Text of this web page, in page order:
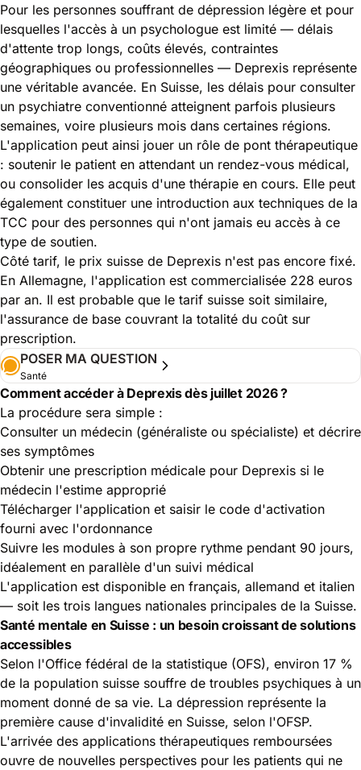
Pour les personnes souffrant de dépression légère et pour
lesquelles l'accès à un psychologue est limité — délais
d'attente trop longs, coûts élevés, contraintes
géographiques ou professionnelles — Deprexis représente
une véritable avancée. En Suisse, les délais pour consulter
un psychiatre conventionné atteignent parfois plusieurs
semaines, voire plusieurs mois dans certaines régions.
L'application peut ainsi jouer un rôle de pont thérapeutique
: soutenir le patient en attendant un rendez-vous médical,
ou consolider les acquis d'une thérapie en cours. Elle peut
également constituer une introduction aux techniques de la
TCC pour des personnes qui n'ont jamais eu accès à ce
type de soutien.
Côté tarif, le prix suisse de Deprexis n'est pas encore fixé.
En Allemagne, l'application est commercialisée 228 euros
par an. Il est probable que le tarif suisse soit similaire,
l'assurance de base couvrant la totalité du coût sur
prescription.
POSER MA QUESTION
Santé
Comment accéder à Deprexis dès juillet 2026 ?
La procédure sera simple :
Consulter un médecin (généraliste ou spécialiste) et décrire
ses symptômes
Obtenir une prescription médicale pour Deprexis si le
médecin l'estime approprié
Télécharger l'application et saisir le code d'activation
fourni avec l'ordonnance
Suivre les modules à son propre rythme pendant 90 jours,
idéalement en parallèle d'un suivi médical
L'application est disponible en français, allemand et italien
— soit les trois langues nationales principales de la Suisse.
Santé mentale en Suisse : un besoin croissant de solutions
accessibles
Selon l'Office fédéral de la statistique (OFS), environ 17 %
de la population suisse souffre de troubles psychiques à un
moment donné de sa vie. La dépression représente la
première cause d'invalidité en Suisse, selon l'OFSP.
L'arrivée des applications thérapeutiques remboursées
ouvre de nouvelles perspectives pour les patients qui ne